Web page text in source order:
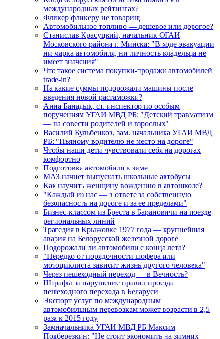
международных рейтингах?
Фликер фликеру не товарищ
Автомобильное топливо — дешевое или дорогое?
Станислав Красуцкий, начальник ОГАИ
Московского района г. Минска: "В ходе эвакуации
ни марка автомобиля, ни личность владельца не
имеет значения"
Что такое система покупки-продажи автомобилей
trade-in?
На какие суммы подорожали машины после
введения новой растаможки?
Анна Банадык, ст. инспектор по особым
поручениям УГАИ МВД РБ: "Детский травматизм
— на совести родителей и взрослых"
Василий Бульбенков, зам. начальника УГАИ МВД
РБ: "Пьяному водителю не место на дороге"
Чтобы наши дети чувствовали себя на дорогах
комфортно
Подготовка автомобиля к зиме
МАЗ начнет выпускать школьные автобусы
Как научить женщину вождению в автошколе?
"Каждый из нас — в ответе за собственную
безопасность на дороге и за ее пределами"
Бизнес-классом из Бреста в Барановичи на поезде
региональных линий
Трагедия в Крыжовке 1977 года — крупнейшая
авария на Белорусской железной дороге
Подорожали ли автомобили с конца лета?
"Нередко от порядочности шофера или
мотоциклиста зависит жизнь другого человека"
Через пешеходный переход — в Вечность?
Штрафы за нарушение правил проезда
пешеходного перехода в Беларуси
Экспорт услуг по международным
автомобильным перевозкам может возрасти в 2,5
раза к 2015 году
Замначальника УГАИ МВД РБ Максим
Подберезкин: "Не стоит экономить на зимних